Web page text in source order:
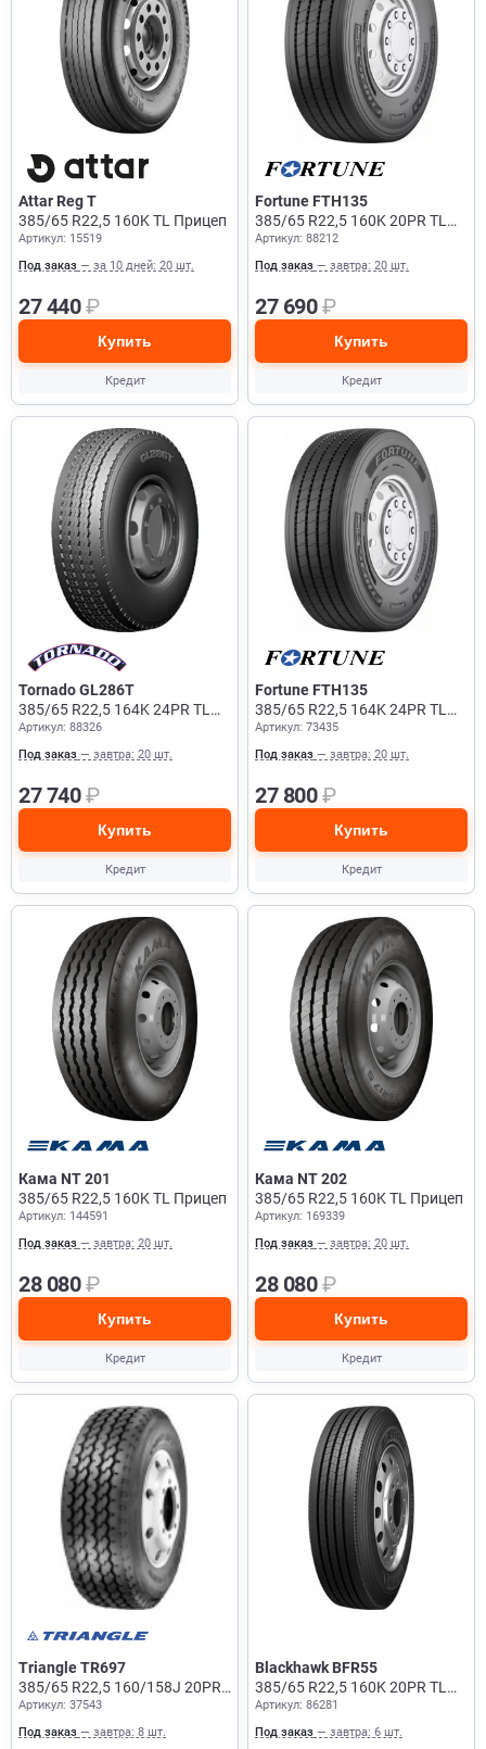
Attar Reg T
385/65 R22,5 160K TL Прицеп
Артикул: 15519
Под заказ — за 10 дней: 20 шт.
27 440₽
Купить
Кредит
Fortune FTH135
385/65 R22,5 160K 20PR TL
Прицеп
Артикул: 88212
Под заказ — завтра: 20 шт.
27 690₽
Купить
Кредит
Tornado GL286T
385/65 R22,5 164K 24PR TL
Прицеп
Артикул: 88326
Под заказ — завтра: 20 шт.
27 740₽
Купить
Кредит
Fortune FTH135
385/65 R22,5 164K 24PR TL
Прицеп
Артикул: 73435
Под заказ — завтра: 20 шт.
27 800₽
Купить
Кредит
Кама NT 201
385/65 R22,5 160K TL Прицеп
Артикул: 144591
Под заказ — завтра: 20 шт.
28 080₽
Купить
Кредит
Кама NT 202
385/65 R22,5 160K TL Прицеп
Артикул: 169339
Под заказ — завтра: 20 шт.
28 080₽
Купить
Кредит
Triangle TR697
385/65 R22,5 160/158J 20PR
TL Прицеп
Артикул: 37543
Под заказ — завтра: 8 шт.
Blackhawk BFR55
385/65 R22,5 160K 20PR TL
Рулевая + Прицеп
Артикул: 86281
Под заказ — завтра: 6 шт.